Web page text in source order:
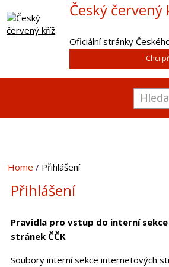
Český červený
Oficiální stránky
Chci
Home Přihlášení
Přihlášení
Pravidla pro vstup do interní
stránek ČČK
Soubory interní sekce internetových